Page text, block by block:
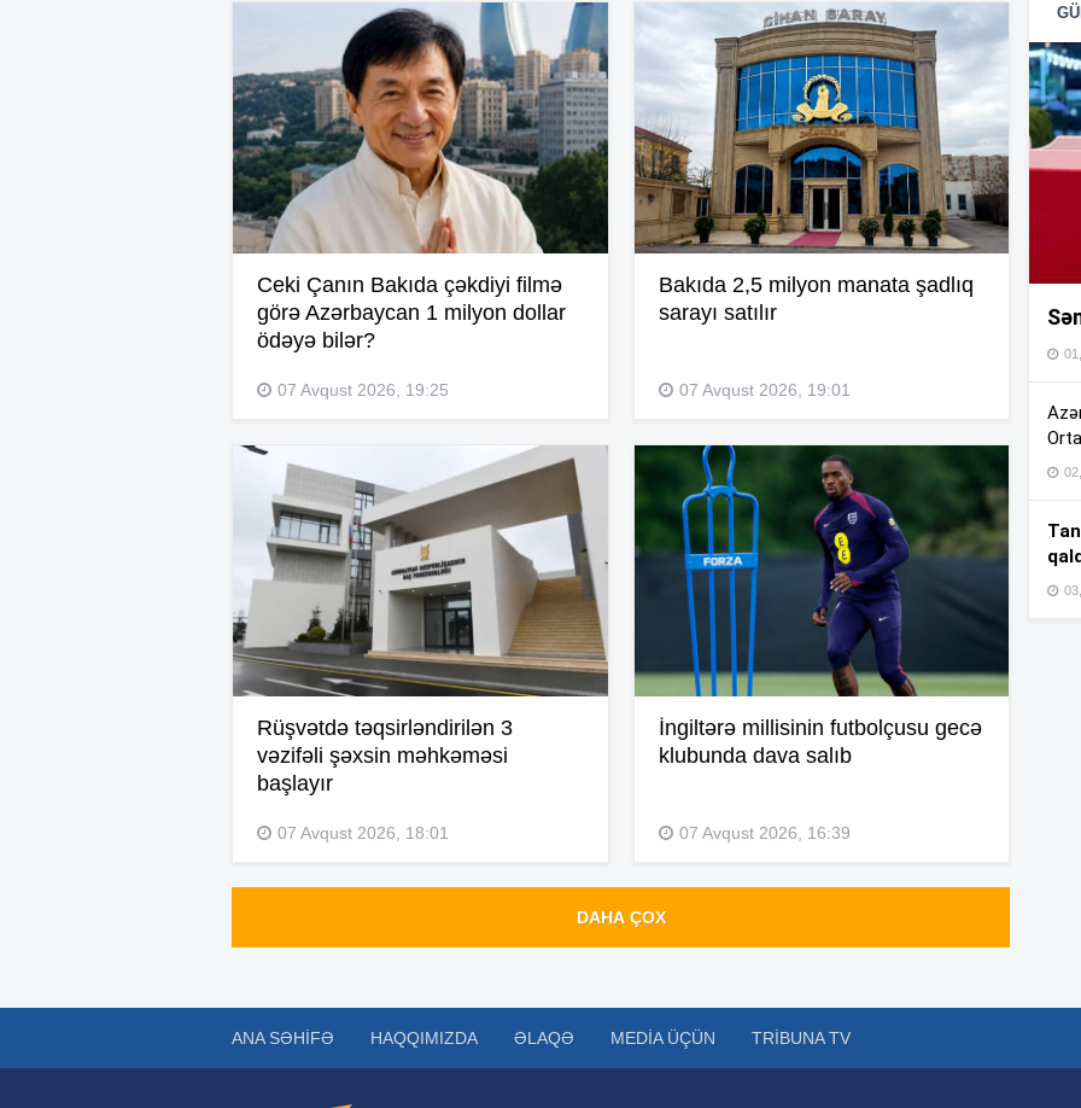
Ceki Çanın Bakıda çəkdiyi filmə
görə Azərbaycan 1 milyon dollar
ödəyə bilər?
07 Avqust 2026, 19:25
Bakıda 2,5 milyon manata şadlıq
sarayı satılır
07 Avqust 2026, 19:01
Rüşvətdə təqsirləndirilən 3
vəzifəli şəxsin məhkəməsi
başlayır
07 Avqust 2026, 18:01
İngiltərə millisinin futbolçusu gecə
klubunda dava salıb
07 Avqust 2026, 16:39
DAHA ÇOX
ANA SƏHIFƏ HAQQIMIZDA ƏLAQƏ MEDIA ÜÇÜN TRIBUNA TV